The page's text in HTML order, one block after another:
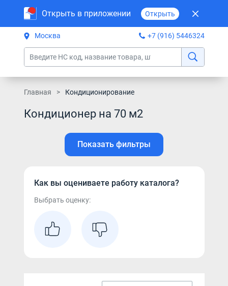
Открыть в приложении Открыть
Москва +7 (916) 5446324
Главная Кондиционирование
Кондиционер на 70 м2
Показать фильтры
Как вы оцениваете работу каталога?
Выбрать оценку: